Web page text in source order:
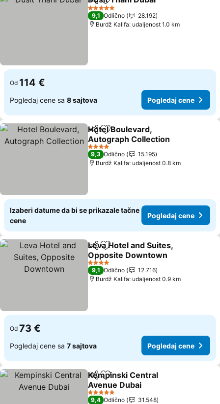
Deli Dodati u favorite
5 Zvezdice
9,1 Odlično
28.192
Burdž Kalifa: udaljenost 1.0 km
Od 114 €
Pogledaj cene sa 8 sajtova Pogledaj cene
Deli Dodati u favorite
Hotel Boulevard,
Autograph Collection
Pogledaj cene
4 Zvezdice
9,3 Odlično
15.195
Burdž Kalifa: udaljenost 0.8 km
Izaberi datume da bi se prikazale tačne
cene
Pogledaj cene
Deli Dodati u favorite
Leva Hotel and Suites,
Opposite Downtown
Pogledaj cene
4 Zvezdice
9,1 Odlično
12.716
Burdž Kalifa: udaljenost 0.9 km
Od 73 €
Pogledaj cene sa 7 sajtova Pogledaj cene
Deli Dodati u favorite
Kempinski Central
Avenue Dubai
Pogledaj cene
5 Zvezdice
9,4 Odlično
31.548